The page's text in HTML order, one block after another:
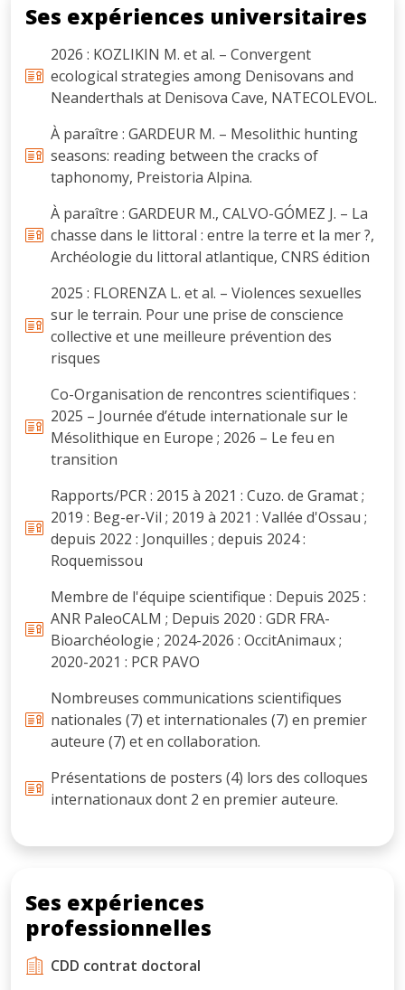
Ses expériences universitaires
2026 : KOZLIKIN M. et al. – Convergent
ecological strategies among Denisovans and
Neanderthals at Denisova Cave, NATECOLEVOL.
À paraître : GARDEUR M. – Mesolithic hunting
seasons: reading between the cracks of
taphonomy, Preistoria Alpina.
À paraître : GARDEUR M., CALVO-GÓMEZ J. – La
chasse dans le littoral : entre la terre et la mer ?,
Archéologie du littoral atlantique, CNRS édition
2025 : FLORENZA L. et al. – Violences sexuelles
sur le terrain. Pour une prise de conscience
collective et une meilleure prévention des
risques
Co-Organisation de rencontres scientifiques :
2025 – Journée d’étude internationale sur le
Mésolithique en Europe ; 2026 – Le feu en
transition
Rapports/PCR : 2015 à 2021 : Cuzo. de Gramat ;
2019 : Beg-er-Vil ; 2019 à 2021 : Vallée d'Ossau ;
depuis 2022 : Jonquilles ; depuis 2024 :
Roquemissou
Membre de l'équipe scientifique : Depuis 2025 :
ANR PaleoCALM ; Depuis 2020 : GDR FRA-
Bioarchéologie ; 2024-2026 : OccitAnimaux ;
2020-2021 : PCR PAVO
Nombreuses communications scientifiques
nationales (7) et internationales (7) en premier
auteure (7) et en collaboration.
Présentations de posters (4) lors des colloques
internationaux dont 2 en premier auteure.
Ses expériences
professionnelles
CDD contrat doctoral